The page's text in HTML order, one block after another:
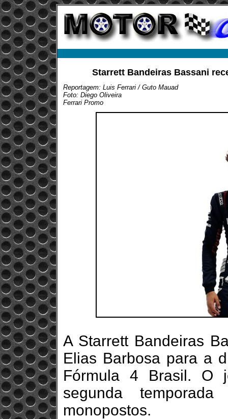
Starrett Bandeiras Bassani
Reportagem: Luis Ferrari / Guto Mauad
Foto: Diego Oliveira
Ferrari Promo
A Starrett Bandeiras
Elias Barbosa para a
Fórmula 4 Brasil. O
segunda
monopostos.